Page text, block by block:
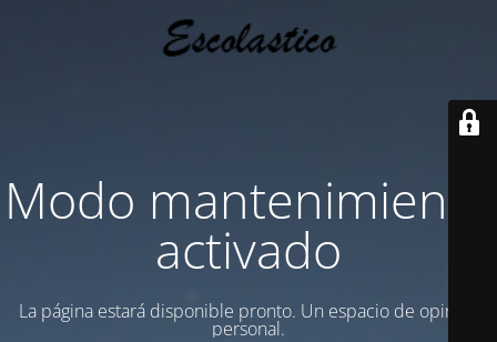
Modo mantenimiento
activado
La página estará disponible pronto. Un espacio de opinion
personal.